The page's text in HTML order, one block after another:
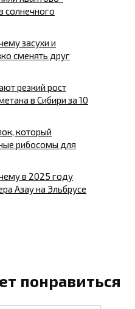
солнечного
засухи и
сменять друг
резкий рост
в Сибири за 10
который
рибосомы для
в 2025 году
Азау на Эльбрусе
понравиться